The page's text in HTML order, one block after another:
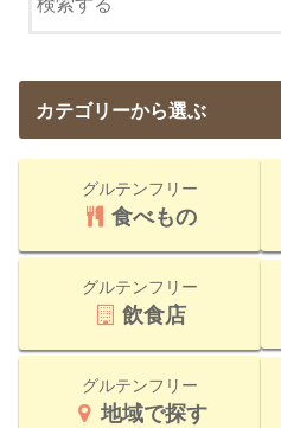
カテゴリーから選ぶ
グルテンフリー
食べもの
グルテンフリー
飲食店
グルテンフリー
地域で探す